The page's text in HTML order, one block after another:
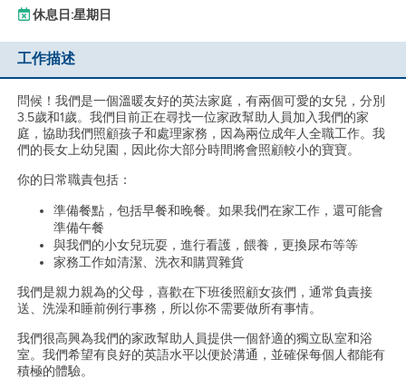
休息日:星期日
工作描述
問候！我們是一個溫暖友好的英法家庭，有兩個可愛的女兒，分別
3.5歲和1歲。我們目前正在尋找一位家政幫助人員加入我們的家
庭，協助我們照顧孩子和處理家務，因為兩位成年人全職工作。我
們的長女上幼兒園，因此你大部分時間將會照顧較小的寶寶。
你的日常職責包括：
準備餐點，包括早餐和晚餐。如果我們在家工作，還可能會
準備午餐
與我們的小女兒玩耍，進行看護，餵養，更換尿布等等
家務工作如清潔、洗衣和購買雜貨
我們是親力親為的父母，喜歡在下班後照顧女孩們，通常負責接
送、洗澡和睡前例行事務，所以你不需要做所有事情。
我們很高興為我們的家政幫助人員提供一個舒適的獨立臥室和浴
室。我們希望有良好的英語水平以便於溝通，並確保每個人都能有
積極的體驗。